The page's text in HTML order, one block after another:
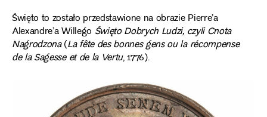
Święto to zostało przedstawione na obrazie Pierre’a
Alexandre’a Willego Święto Dobrych Ludzi, czyli Cnota
Nagrodzona(La fête des bonnes gens ou la récompense
de la Sagesse et de la Vertu, 1776).